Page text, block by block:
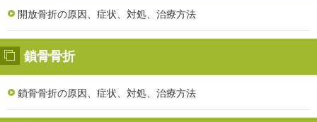
開放骨折の原因、症状、対処、治療方法
鎖骨骨折
鎖骨骨折の原因、症状、対処、治療方法